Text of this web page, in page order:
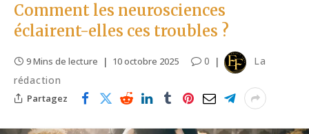
Comment les neurosciences
éclairent-elles ces troubles ?
9 Mins de lecture 10 octobre 2025 0
La
rédaction
Partagez